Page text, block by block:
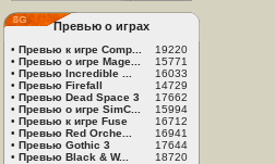
Превью о играх
• Превью к игре Comp...
19220
• Превью о игре Mage...
15771
• Превью Incredible ...
16033
• Превью Firefall
14729
• Превью Dead Space 3
17662
• Превью о игре SimC...
15994
• Превью к игре Fuse
16712
• Превью Red Orche...
16941
• Превью Gothic 3
17644
• Превью Black & W... 18720